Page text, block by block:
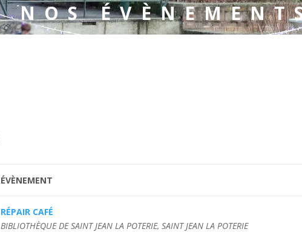
NOS
ÉVÈNEMENT
RÉPAIR CAFÉ
BIBLIOTHÈQUE DE SAINT JEAN LA POTERIE, SAINT JEAN LA POTERIE